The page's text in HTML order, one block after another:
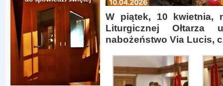
W piątek, 10 kwietnia,
Liturgicznej Ołtarza
nabożeństwo Via Lucis,